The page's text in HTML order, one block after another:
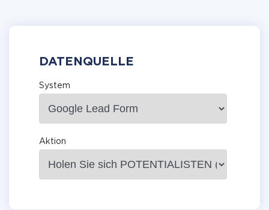
DATENQUELLE
System
Aktion